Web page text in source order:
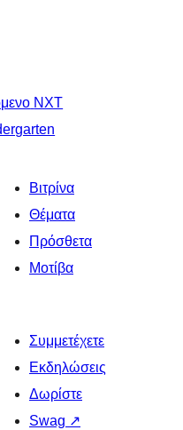
NXT
Βιτρίνα
Θέματα
Πρόσθετα
Μοτίβα
Συμμετέχετε
Εκδηλώσεις
Δωρίστε
Swag ↗